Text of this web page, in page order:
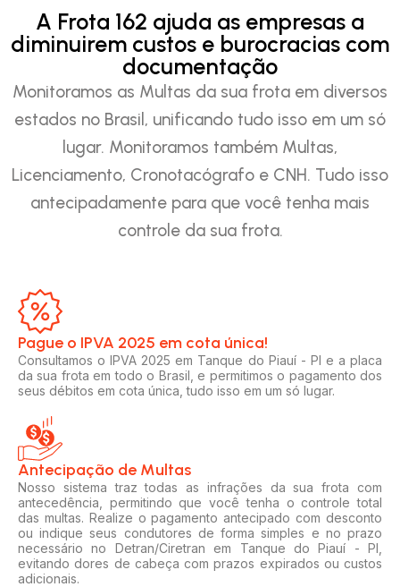
A Frota 162 ajuda as empresas a
diminuirem custos e burocracias com
documentação
Monitoramos as Multas da sua frota em diversos
estados no Brasil, unificando tudo isso em um só
lugar. Monitoramos também Multas,
Licenciamento, Cronotacógrafo e CNH. Tudo isso
antecipadamente para que você tenha mais
controle da sua frota.
Pague o IPVA 2025 em cota única!​
Consultamos o IPVA 2025 em Tanque do Piauí - PI e a placa
da sua frota em todo o Brasil, e permitimos o pagamento dos
seus débitos em cota única, tudo isso em um só lugar.
Antecipação de Multas
Nosso sistema traz todas as infrações da sua frota com
antecedência, permitindo que você tenha o controle total
das multas. Realize o pagamento antecipado com desconto
ou indique seus condutores de forma simples e no prazo
necessário no Detran/Ciretran em Tanque do Piauí - PI,
evitando dores de cabeça com prazos expirados ou custos
adicionais.